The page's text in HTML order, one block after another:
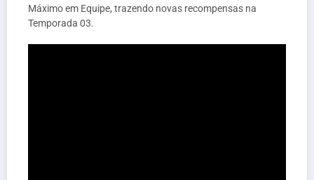
Máximo em Equipe, trazendo novas recompensas na
Temporada 03.